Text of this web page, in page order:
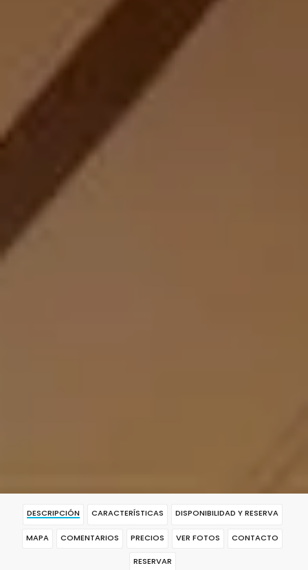
DESCRIPCIÓN CARACTERÍSTICAS DISPONIBILIDAD Y RESERVA
MAPA COMENTARIOS PRECIOS VER FOTOS CONTACTO
RESERVAR